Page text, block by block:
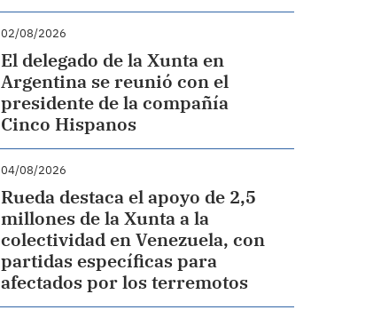
02/08/2026
El delegado de la Xunta en
Argentina se reunió con el
presidente de la compañía
Cinco Hispanos
04/08/2026
Rueda destaca el apoyo de 2,5
millones de la Xunta a la
colectividad en Venezuela, con
partidas específicas para
afectados por los terremotos